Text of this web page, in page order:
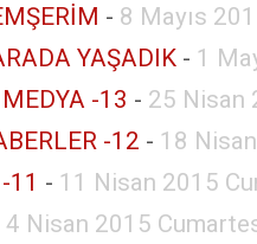
- 8 Mayıs
YAŞADIK - 1
-13 - 25 Nisan
-12 - 18
11 - 11 Nisan 2015
4 Nisan 2015